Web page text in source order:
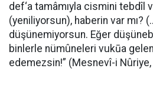
def‘a tamâmıyla cismini tebdîl
(yeniliyorsun), haberin var mı?
düşünemiyorsun. Eğer
binlerle nümûneleri vukūa
edemezsin!” (Mesnevî-i